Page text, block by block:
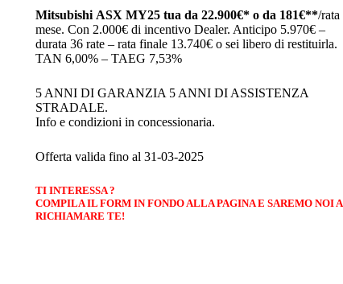
Mitsubishi ASX MY25 tua da 22.900€* o da 181€**/rata
mese. Con 2.000€ di incentivo Dealer. Anticipo 5.970€ –
durata 36 rate – rata finale 13.740€ o sei libero di restituirla.
TAN 6,00% – TAEG 7,53%
5 ANNI DI GARANZIA 5 ANNI DI ASSISTENZA
STRADALE.
Info e condizioni in concessionaria.
Offerta valida fino al 31-03-2025
TI INTERESSA ?
COMPILA IL FORM IN FONDO ALLA PAGINA E SAREMO NOI A
RICHIAMARE TE!